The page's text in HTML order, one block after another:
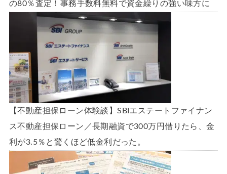
の80％査定！事務手数料無料で資金繰りの強い味方に
【不動産担保ローン体験談】SBIエステートファイナン
ス不動産担保ローン／長期融資で300万円借りたら、金
利が3.5％と驚くほど低金利だった。